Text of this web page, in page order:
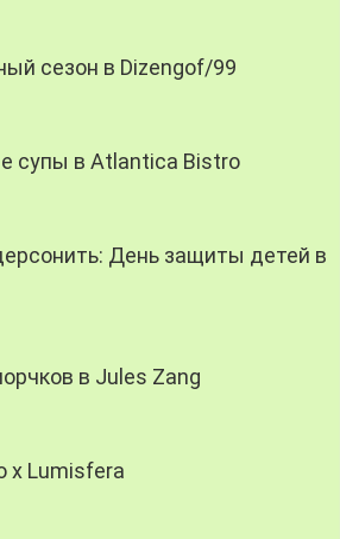
сезон в Dizengof/99
супы в Atlantica Bistro
День защиты детей в
в Jules Zang
x Lumisfera